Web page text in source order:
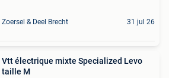
Zoersel & Deel Brecht 31 jul 26
Vtt électrique mixte Specialized Levo
taille M